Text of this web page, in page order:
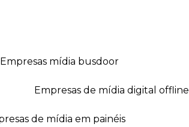
empresas mídia busdoor
empresas de mídia digital offline
de mídia em painéis